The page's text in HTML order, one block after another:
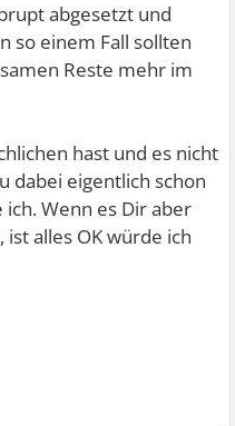
abgesetzt und
so einem Fall sollten
Reste mehr im
hast und es nicht
dabei eigentlich schon
Wenn es Dir aber
alles OK würde ich